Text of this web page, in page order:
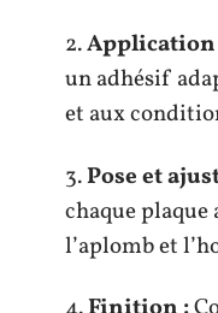
2.Application
un adhésif
et aux
3.Pose et
chaque plaque
l’aplomb et